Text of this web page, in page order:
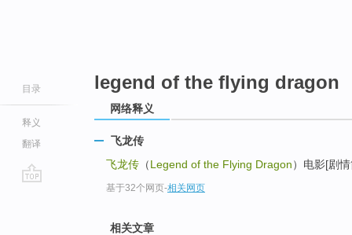
目录
释义
翻译
legend of the flying dragon
网络释义
飞龙传
飞龙传 （Legend of the Flying Dragon）电影[剧
基于32个网页-相关网页
相关文章